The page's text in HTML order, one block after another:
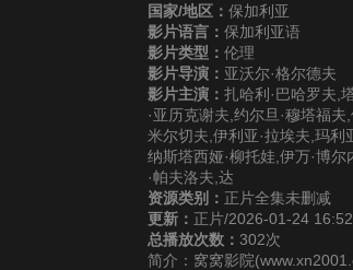
国家/地区： 保加利亚
影片语言： 保加利亚语
影片类型： 伦理
影片导演： 亚沃尔·格尔德夫
影片主演： 扎哈利·巴哈罗夫,
·亚历克谢夫,约尔旦·穆塔福
米尔切夫,伊利亚·拉埃夫,玛利
纳斯塔西娅·柳托娃,伊万·博
·帕夫洛夫,达
资源类别： 正片全集未删减
更新： 正片/2026-01-24
总播放次数： 302次
简介：窝窝影院